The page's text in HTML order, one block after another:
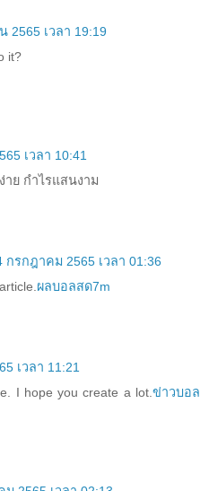
2565 เวลา 19:19
it?
เวลา 10:41
าย กำไรแสนงาม
กรกฎาคม 2565 เวลา 01:36
ผลบอลสด7m
เวลา 11:21
I hope you create a lot. ข่าวบอล